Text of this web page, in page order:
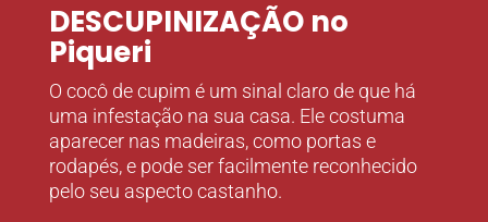
DESCUPINIZAÇÃO no
Piqueri
O cocô de cupim é um sinal claro de que há
uma infestação na sua casa. Ele costuma
aparecer nas madeiras, como portas e
rodapés, e pode ser facilmente reconhecido
pelo seu aspecto castanho.